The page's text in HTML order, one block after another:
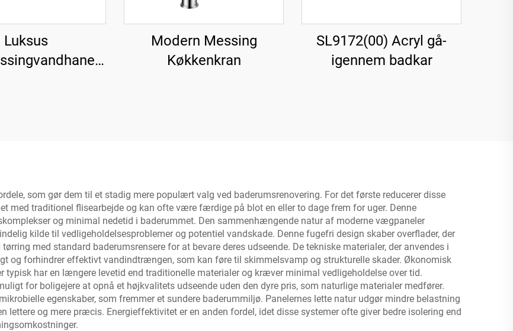
Luksus
Modern Messing
Køkkenkran
SL9172(00) Acryl gå-
igennem badkar
som gør dem til et stadig mere populært valg ved baderumsrenovering. For det første reducerer disse
med traditionel flisearbejde og kan ofte være færdige på blot en eller to dage frem for uger. Denne
og minimal nedetid i baderummet. Den sammenhængende natur af moderne vægpaneler
kilde til vedligeholdelsesproblemer og potentiel vandskade. Denne fugefri design skaber overflader, der
med standard baderumsrensere for at bevare deres udseende. De tekniske materialer, der anvendes i
og forhindrer effektivt vandindtrængen, som kan føre til skimmelsvamp og strukturelle skader. Økonomisk
typisk har en længere levetid end traditionelle materialer og kræver minimal vedligeholdelse over tid.
for boligejere at opnå et højkvalitets udseende uden den dyre pris, som naturlige materialer medfører.
egenskaber, som fremmer et sundere baderummiljø. Panelernes lette natur udgør mindre belastning
og mere præcis. Energieffektivitet er en anden fordel, idet disse systemer ofte giver bedre isolering end